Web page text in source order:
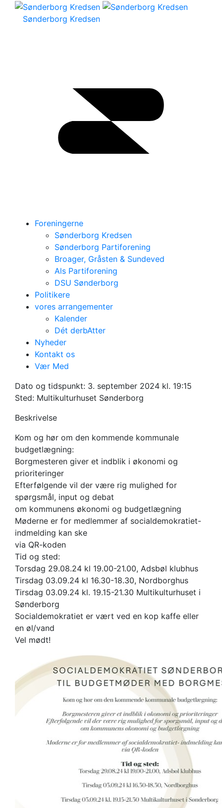
Sønderborg Kredsen
Foreningerne
Sønderborg Kredsen
Sønderborg Partiforening
Broager, Gråsten & Sundeved
Als Partiforening
DSU Sønderborg
Politikere
vores arrangementer
Kalender
Dét derbAtter
Nyheder
Kontakt os
Vær Med
Budgetmøde
Sønderborg
Dato og tidspunkt: 3. september 2024 kl. 19:15
Sted: Multikulturhuset Sønderborg
Beskrivelse
Kom og hør om den kommende kommunale
budgetlægning:
Borgmesteren giver et indblik i økonomi og
prioriteringer
Efterfølgende vil der være rig mulighed for
spørgsmål, input og debat
om kommunens økonomi og budgetlægning
Møderne er for medlemmer af socialdemokratiet-
indmelding kan ske
via QR-koden
Tid og sted:
Torsdag 29.08.24 kl 19.00-21.00, Adsbøl klubhus
Tirsdag 03.09.24 kl 16.30-18.30, Nordborghus
Tirsdag 03.09.24 kl. 19.15-21.30 Multikulturhuset i
Sønderborg
Socialdemokratiet er vært ved en kop kaffe eller
en øl/vand
Vel mødt!